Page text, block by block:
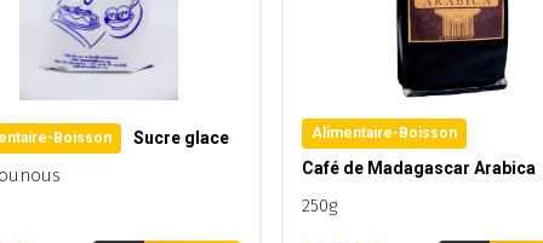
Boisson Sucre glace Alimentaire-Boisson
Café de Madagascar Arabica
250g